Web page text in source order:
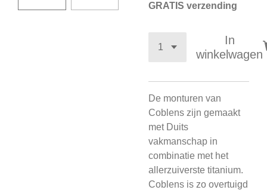
GRATIS verzending
In
winkelwagen
De monturen van
Coblens zijn gemaakt
met Duits
vakmanschap in
combinatie met het
allerzuiverste titanium.
Coblens is zo overtuigd